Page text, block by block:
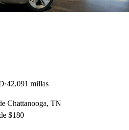
42,091 millas
Chattanooga, TN
$180